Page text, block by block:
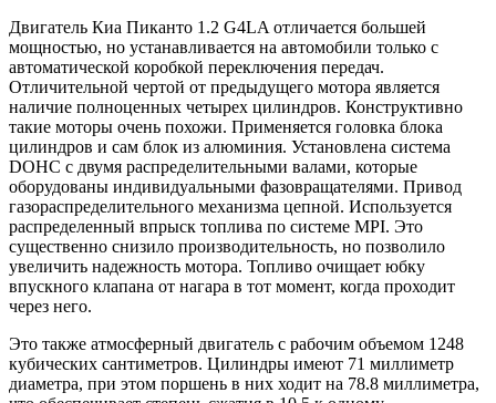
Двигатель Киа Пиканто 1.2 G4LA отличается большей
мощностью, но устанавливается на автомобили только с
автоматической коробкой переключения передач.
Отличительной чертой от предыдущего мотора является
наличие полноценных четырех цилиндров. Конструктивно
такие моторы очень похожи. Применяется головка блока
цилиндров и сам блок из алюминия. Установлена система
DOHC с двумя распределительными валами, которые
оборудованы индивидуальными фазовращателями. Привод
газораспределительного механизма цепной. Используется
распределенный впрыск топлива по системе MPI. Это
существенно снизило производительность, но позволило
увеличить надежность мотора. Топливо очищает юбку
впускного клапана от нагара в тот момент, когда проходит
через него.
Это также атмосферный двигатель с рабочим объемом 1248
кубических сантиметров. Цилиндры имеют 71 миллиметр
диаметра, при этом поршень в них ходит на 78.8 миллиметра,